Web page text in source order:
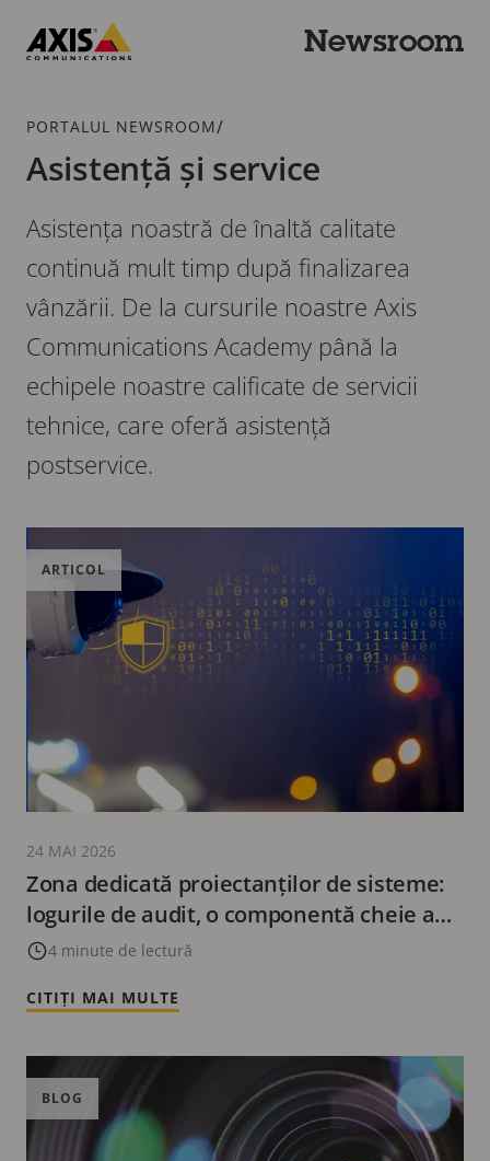
conținutul
Newsroom
Urme
PORTALUL NEWSROOM/
Asistență și service
Asistența noastră de înaltă calitate
continuă mult timp după finalizarea
vânzării. De la cursurile noastre Axis
Communications Academy până la
echipele noastre calificate de servicii
tehnice, care oferă asistență
postservice.
Zona dedicată proiectanților de sisteme:
logurile de audit, o componentă cheie a
sistemelor moderne de securitate –
4 minute de lectură
ARTICOL
24 MAI 2026
CITIȚI MAI MULTE
BLOG